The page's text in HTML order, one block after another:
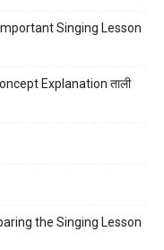
Singing Lesson
Explanation ताली
the Singing Lesson